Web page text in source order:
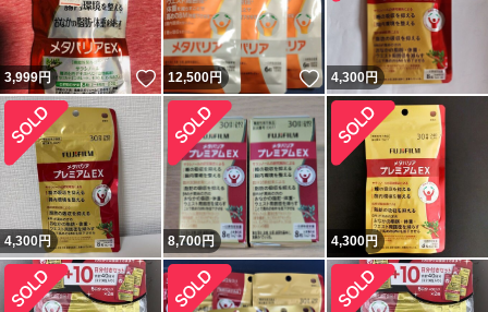
3,999円 いいね！
12,500円 いいね！
4,300円
4,300円 8,700円 4,300円